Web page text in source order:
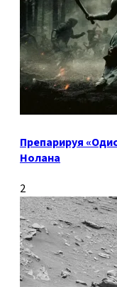
Препарируя
Нолана
2